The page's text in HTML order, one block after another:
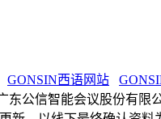
GONSIN西语网站
东公信智能会议股份有限